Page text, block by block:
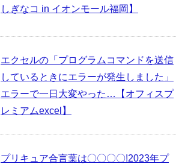
しぎなコ in イオンモール福岡】
エクセルの「プログラムコマンドを送信
しているときにエラーが発生しました」
エラーで一日大変やった…【オフィスプ
レミアムexcel】
プリキュア合言葉は〇〇〇〇!2023年プ